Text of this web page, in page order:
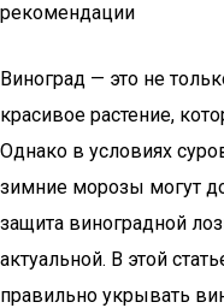
рекомендации
Виноград — это не
красивое растение,
Однако в условиях
зимние морозы могут
защита виноградной
актуальной. В этой
правильно укрывать